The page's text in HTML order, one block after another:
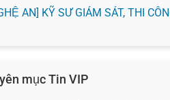
AN] KỸ SƯ GIÁM SÁT, THI
mục Tin VIP